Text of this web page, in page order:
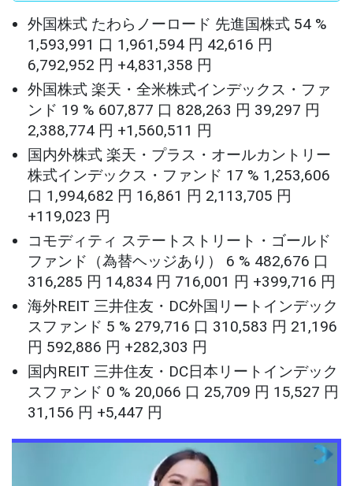
外国株式 たわらノーロード 先進国株式 54 %
1,593,991 口 1,961,594 円 42,616 円
6,792,952 円 +4,831,358 円
外国株式 楽天・全米株式インデックス・ファ
ンド 19 % 607,877 口 828,263 円 39,297 円
2,388,774 円 +1,560,511 円
国内外株式 楽天・プラス・オールカントリー
株式インデックス・ファンド 17 % 1,253,606
口 1,994,682 円 16,861 円 2,113,705 円
+119,023 円
コモディティ ステートストリート・ゴールド
ファンド（為替ヘッジあり） 6 % 482,676 口
316,285 円 14,834 円 716,001 円 +399,716 円
海外REIT 三井住友・DC外国リートインデック
スファンド 5 % 279,716 口 310,583 円 21,196
円 592,886 円 +282,303 円
国内REIT 三井住友・DC日本リートインデック
スファンド 0 % 20,066 口 25,709 円 15,527 円
31,156 円 +5,447 円